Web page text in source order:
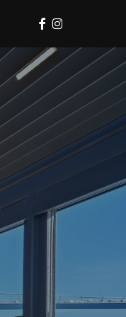
Facebook
Instagram